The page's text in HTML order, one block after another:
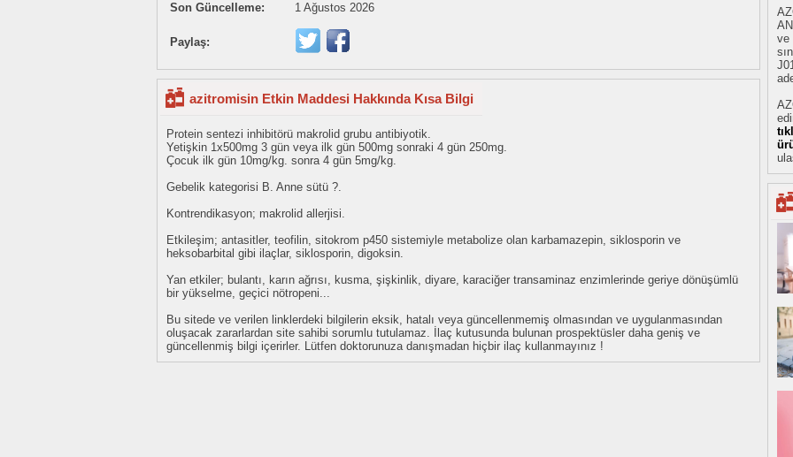
Son Güncelleme: 1 Ağustos 2026
Paylaş:
azitromisin Etkin Maddesi Hakkında Kısa Bilgi
Protein sentezi inhibitörü makrolid grubu antibiyotik.
Yetişkin 1x500mg 3 gün veya ilk gün 500mg sonraki 4 gün 250mg.
Çocuk ilk gün 10mg/kg. sonra 4 gün 5mg/kg.
Gebelik kategorisi B. Anne sütü ?.
Kontrendikasyon; makrolid allerjisi.
Etkileşim; antasitler, teofilin, sitokrom p450 sistemiyle metabolize olan karbamazepin, siklosporin ve
heksobarbital gibi ilaçlar, siklosporin, digoksin.
Yan etkiler; bulantı, karın ağrısı, kusma, şişkinlik, diyare, karaciğer transaminaz enzimlerinde geriye dönüşümlü
bir yükselme, geçici nötropeni...
Bu sitede ve verilen linklerdeki bilgilerin eksik, hatalı veya güncellenmemiş olmasından ve uygulanmasından
oluşacak zararlardan site sahibi sorumlu tutulamaz. İlaç kutusunda bulunan prospektüsler daha geniş ve
güncellenmiş bilgi içerirler. Lütfen doktorunuza danışmadan hiçbir ilaç kullanmayınız !
ve